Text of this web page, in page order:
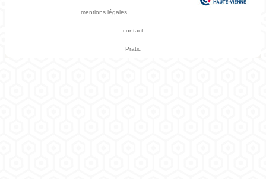
mentions légales
contact
Pratic